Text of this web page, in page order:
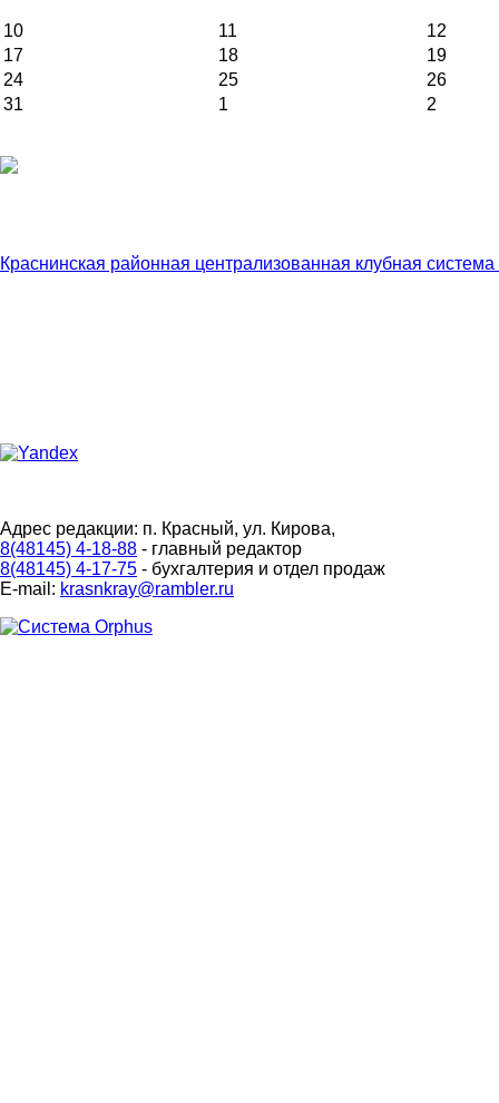
10 11
12
17
18
19
24
25
26
31
1 2
Краснинская районная централизованная клубная
Адрес редакции: п. Красный, ул. Кирова,
8(48145) 4-18-88 - главный редактор
8(48145) 4-17-75 - бухгалтерия и отдел продаж
E-mail: krasnkray@rambler.ru